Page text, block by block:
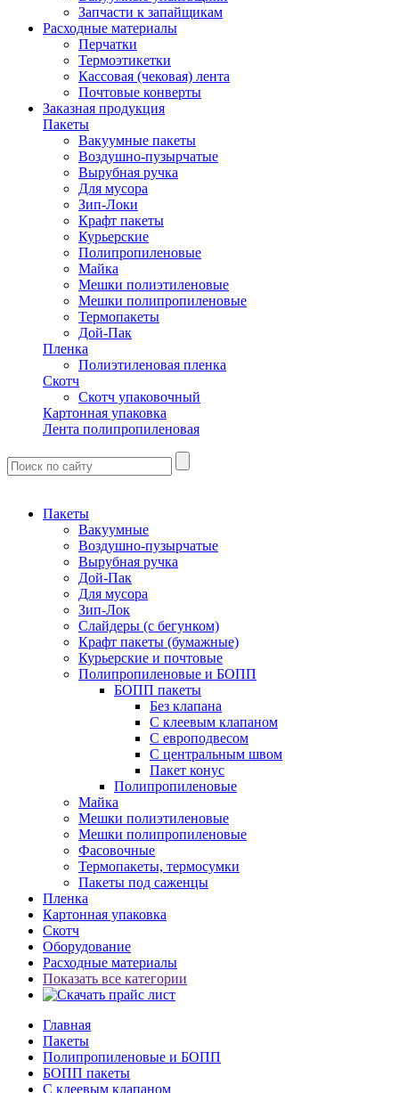
Запчасти к запайщикам
Расходные материалы
Перчатки
Термоэтикетки
Кассовая (чековая) лента
Почтовые конверты
Заказная продукция
Пакеты
Вакуумные пакеты
Воздушно-пузырчатые
Вырубная ручка
Для мусора
Зип-Локи
Крафт пакеты
Курьерские
Полипропиленовые
Майка
Мешки полиэтиленовые
Мешки полипропиленовые
Термопакеты
Дой-Пак
Пленка
Полиэтиленовая пленка
Скотч
Скотч упаковочный
Картонная упаковка
Лента полипропиленовая
Пакеты
Вакуумные
Воздушно-пузырчатые
Вырубная ручка
Дой-Пак
Для мусора
Зип-Лок
Слайдеры (с бегунком)
Крафт пакеты (бумажные)
Курьерские и почтовые
Полипропиленовые и БОПП
БОПП пакеты
Без клапана
С клеевым клапаном
С европодвесом
С центральным швом
Пакет конус
Полипропиленовые
Майка
Мешки полиэтиленовые
Мешки полипропиленовые
Фасовочные
Термопакеты, термосумки
Пакеты под саженцы
Пленка
Картонная упаковка
Скотч
Оборудование
Расходные материалы
Показать все категории
Главная
Пакеты
Полипропиленовые и БОПП
БОПП пакеты
С клеевым клапаном